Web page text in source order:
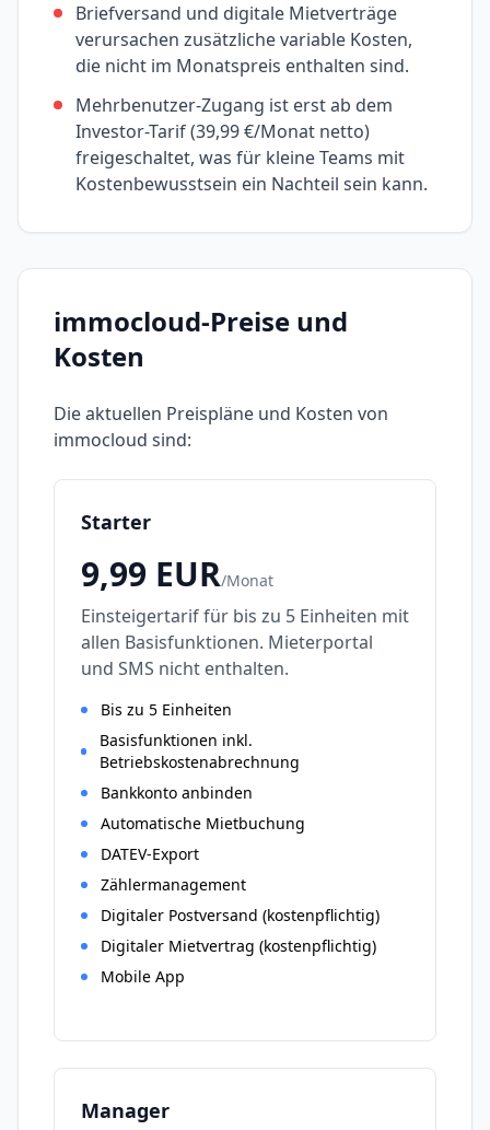
Briefversand und digitale Mietverträge
verursachen zusätzliche variable Kosten,
die nicht im Monatspreis enthalten sind.
Mehrbenutzer-Zugang ist erst ab dem
Investor-Tarif (39,99 €/Monat netto)
freigeschaltet, was für kleine Teams mit
Kostenbewusstsein ein Nachteil sein kann.
immocloud-Preise und
Kosten
Die aktuellen Preispläne und Kosten von
immocloud sind:
Starter
9,99 EUR/Monat
Einsteigertarif für bis zu 5 Einheiten mit
allen Basisfunktionen. Mieterportal
und SMS nicht enthalten.
Bis zu 5 Einheiten
Basisfunktionen inkl.
Betriebskostenabrechnung
Bankkonto anbinden
Automatische Mietbuchung
DATEV-Export
Zählermanagement
Digitaler Postversand (kostenpflichtig)
Digitaler Mietvertrag (kostenpflichtig)
Mobile App
Manager